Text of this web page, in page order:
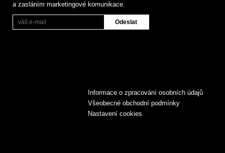
a zasláním marketingové komunikace.
Informace o zpracování osobních údajů
Všeobecné obchodní podmínky
Nastavení cookies